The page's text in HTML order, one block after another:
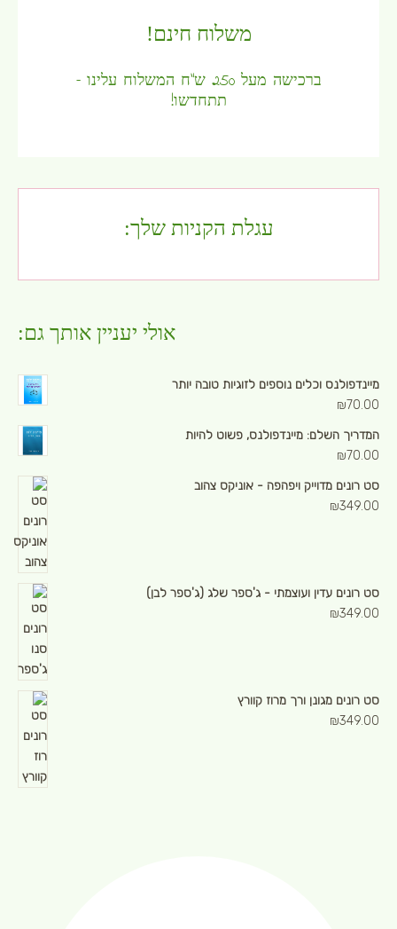
משלוח חינם!
ברכישה מעל 250 ש"ח המשלוח עלינו –
תתחדשו!
עגלת הקניות שלך:
אולי יעניין אותך גם:
מיינדפולנס וכלים נוספים לזוגיות טובה יותר
₪70.00
המדריך השלם: מיינדפולנס, פשוט להיות
₪70.00
סט רונים מדוייק ויפהפה - אוניקס צהוב
₪349.00
סט רונים עדין ועוצמתי - ג'ספר שלג (ג'ספר לבן)
₪349.00
סט רונים מגונן ורך מרוז קוורץ
₪349.00